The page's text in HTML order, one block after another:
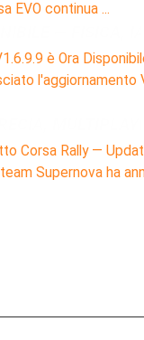
EVO continua ...
è Ora
l'aggiornamento
Corsa Rally —
Supernova ha